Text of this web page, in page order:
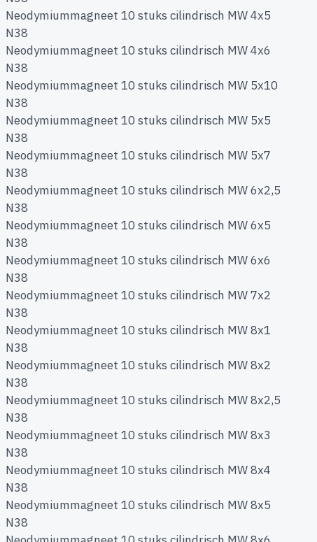
Neodymiummagneet 10 stuks cilindrisch MW 4x5
N38
Neodymiummagneet 10 stuks cilindrisch MW 4x6
N38
Neodymiummagneet 10 stuks cilindrisch MW 5x10
N38
Neodymiummagneet 10 stuks cilindrisch MW 5x5
N38
Neodymiummagneet 10 stuks cilindrisch MW 5x7
N38
Neodymiummagneet 10 stuks cilindrisch MW 6x2,5
N38
Neodymiummagneet 10 stuks cilindrisch MW 6x5
N38
Neodymiummagneet 10 stuks cilindrisch MW 6x6
N38
Neodymiummagneet 10 stuks cilindrisch MW 7x2
N38
Neodymiummagneet 10 stuks cilindrisch MW 8x1
N38
Neodymiummagneet 10 stuks cilindrisch MW 8x2
N38
Neodymiummagneet 10 stuks cilindrisch MW 8x2,5
N38
Neodymiummagneet 10 stuks cilindrisch MW 8x3
N38
Neodymiummagneet 10 stuks cilindrisch MW 8x4
N38
Neodymiummagneet 10 stuks cilindrisch MW 8x5
N38